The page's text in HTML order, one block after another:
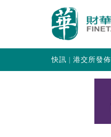
快訊 港交所發佈